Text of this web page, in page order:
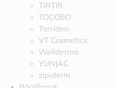
TIRTIR
TOCOBO
Torriden
VT Cosmetics
Wellderma
YUNJAC
zipiderm